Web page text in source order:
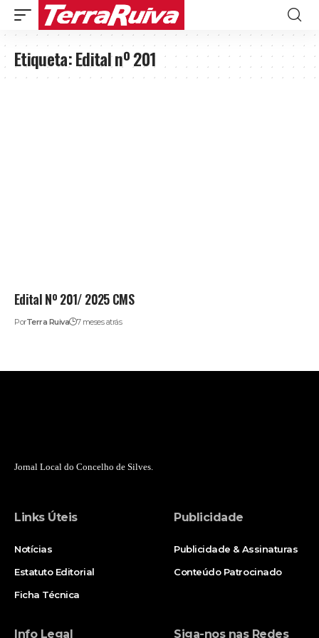
Etiqueta:Edital nº 201
Edital Nº 201/ 2025 CMS
PorTerra Ruiva 7 meses atrás
Jornal Local do Concelho de Silves.
Links Úteis
Notícias
Estatuto Editorial
Ficha Técnica
Publicidade
Publicidade & Assinaturas
Conteúdo Patrocinado
Info Legal Siga-nos nas Redes